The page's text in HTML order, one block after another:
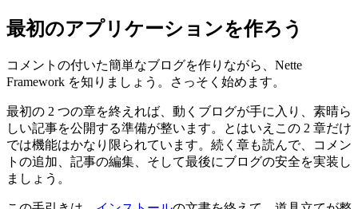
最初のアプリケーションを作ろう
コメントの付いた簡単なブログを作りながら、Nette
Framework を知りましょう。さっそく始めます。
最初の 2 つの章を終えれば、動くブログが手に入り、素晴ら
しい記事を公開する準備が整います。とはいえこの 2 章だけ
では機能はかなり限られています。続く章も読んで、コメン
トの追加、記事の編集、そして最後にブログの安全を実装し
ましょう。